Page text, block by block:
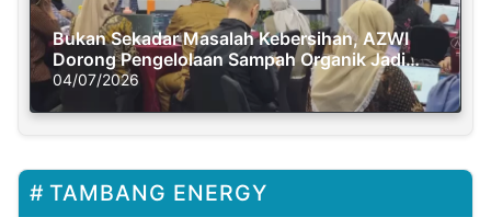
Bukan Sekadar Masalah Kebersihan, AZWI
Dorong Pengelolaan Sampah Organik Jadi
Solusi Krisis Iklim
04/07/2026
TAMBANG ENERGY